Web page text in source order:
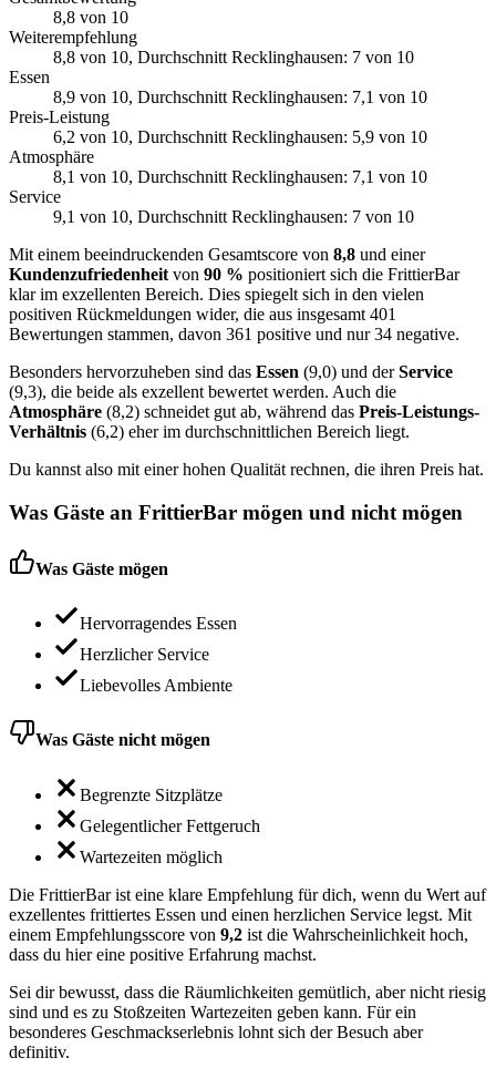
8,8 von 10
Weiterempfehlung
8,8 von 10, Durchschnitt Recklinghausen: 7 von 10
Essen
8,9 von 10, Durchschnitt Recklinghausen: 7,1 von 10
Preis-Leistung
6,2 von 10, Durchschnitt Recklinghausen: 5,9 von 10
Atmosphäre
8,1 von 10, Durchschnitt Recklinghausen: 7,1 von 10
Service
9,1 von 10, Durchschnitt Recklinghausen: 7 von 10
Mit einem beeindruckenden Gesamtscore von 8,8 und einer
Kundenzufriedenheit von 90 % positioniert sich die FrittierBar
klar im exzellenten Bereich. Dies spiegelt sich in den vielen
positiven Rückmeldungen wider, die aus insgesamt 401
Bewertungen stammen, davon 361 positive und nur 34 negative.
Besonders hervorzuheben sind das Essen (9,0) und derService
(9,3), die beide als exzellent bewertet werden. Auch die
Atmosphäre (8,2) schneidet gut ab, während das Preis-Leistungs-
Verhältnis (6,2) eher im durchschnittlichen Bereich liegt.
Du kannst also mit einer hohen Qualität rechnen, die ihren Preis hat.
Was Gäste an FrittierBar mögen und nicht mögen
Was Gäste mögen
Hervorragendes Essen
Herzlicher Service
Liebevolles Ambiente
Was Gäste nicht mögen
Begrenzte Sitzplätze
Gelegentlicher Fettgeruch
Wartezeiten möglich
Die FrittierBar ist eine klare Empfehlung für dich, wenn du Wert auf
exzellentes frittiertes Essen und einen herzlichen Service legst. Mit
einem Empfehlungsscore von 9,2 ist die Wahrscheinlichkeit hoch,
dass du hier eine positive Erfahrung machst.
Sei dir bewusst, dass die Räumlichkeiten gemütlich, aber nicht riesig
sind und es zu Stoßzeiten Wartezeiten geben kann. Für ein
besonderes Geschmackserlebnis lohnt sich der Besuch aber
definitiv.